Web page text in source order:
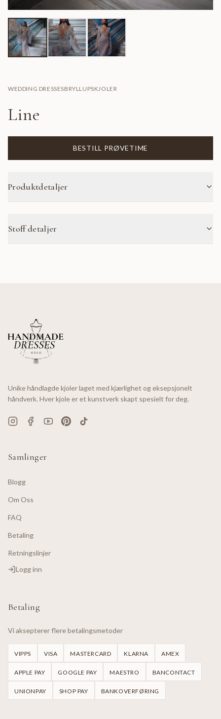
WEDDING DRESSESBRYLLUPSKJOLER
Line
BESTILL PRØVETIME
Produktdetaljer
Stoff detaljer
Unike håndlagde kjoler laget med kjærlighet og eksepsjonelt
håndverk. Hver kjole er et kunstverk skapt spesielt for deg.
Samlinger
Blogg
Om Oss
FAQ
Betaling
Retningslinjer
Logg inn
Betaling
Vi aksepterer flere betalingsmetoder
VIPPS VISA MASTERCARD KLARNA AMEX
APPLE PAY GOOGLE PAY MAESTRO BANCONTACT
UNIONPAY SHOP PAY BANKOVERFØRING